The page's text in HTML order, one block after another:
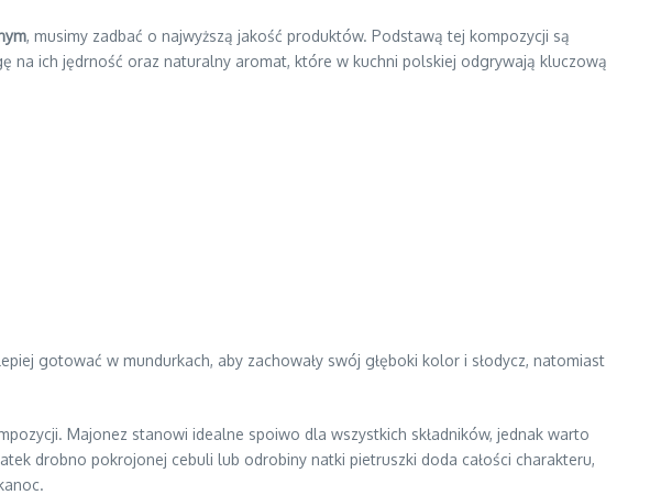
, musimy zadbać o najwyższą jakość produktów. Podstawą tej kompozycji są
na ich jędrność oraz naturalny aromat, które w kuchni polskiej odgrywają kluczową
gotować w mundurkach, aby zachowały swój głęboki kolor i słodycz, natomiast
Majonez stanowi idealne spoiwo dla wszystkich składników, jednak warto
drobno pokrojonej cebuli lub odrobiny natki pietruszki doda całości charakteru,